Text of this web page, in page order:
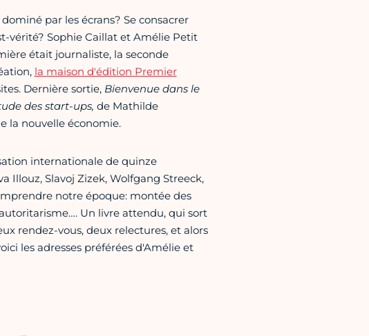
par les écrans? Se consacrer
vérité? Sophie Caillat et Amélie Petit
était journaliste, la seconde
la maison d'édition Premier
Dernière sortie, Bienvenue dans le
des start-ups, de Mathilde
la nouvelle économie.
internationale de quinze
Illouz, Slavoj Zizek, Wolfgang Streeck,
notre époque: montée des
Un livre attendu, qui sort
rendez-vous, deux relectures, et alors
les adresses préférées d'Amélie et